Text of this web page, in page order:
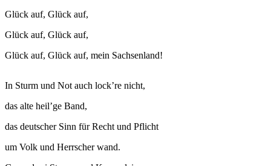
Glück auf, Glück auf,
Glück auf, Glück auf,
Glück auf, Glück auf, mein Sachsenland!
In Sturm und Not auch lock’re nicht,
das alte heil’ge Band,
das deutscher Sinn für Recht und Pflicht
um Volk und Herrscher wand.